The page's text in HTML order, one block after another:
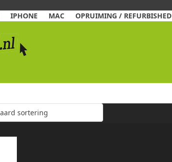
IPHONE MAC OPRUIMING / REFURBISHED